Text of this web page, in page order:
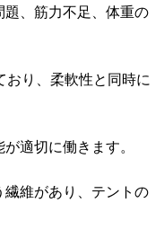
、筋力不足、体重の
おり、柔軟性と同時に
適切に働きます。
繊維があり、テントの